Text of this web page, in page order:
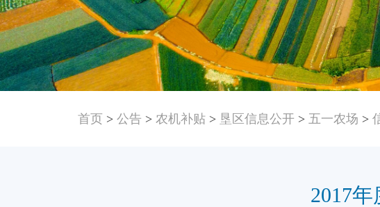
首页 > 公告 > 农机补贴 > 垦区信息公开 > 五一农场 >
2017